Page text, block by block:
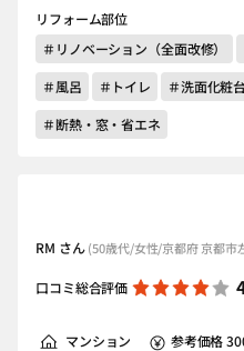
リフォーム部位
＃リノベーション（全面改修）
＃風呂
＃トイレ ＃洗面化粧
＃断熱・窓・省エネ
RM さん(50歳代/女性/京都府 京都市
口コミ総合評価
マンション 参考価格